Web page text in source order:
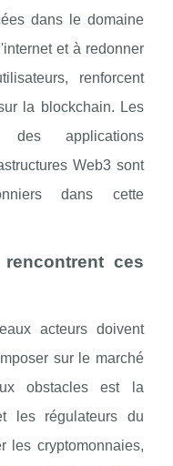
dans le domaine
et à redonner
renforcent
la blockchain. Les
des applications
Web3 sont
dans cette
ces
acteurs doivent
sur le marché
obstacles est la
les régulateurs du
les cryptomonnaies,